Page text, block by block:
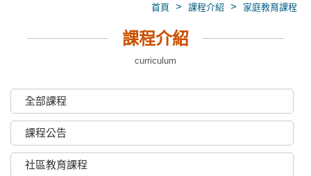
首頁 > 課程介紹 > 家庭教育課程
課程介紹
curriculum
全部課程
課程公告
社區教育課程